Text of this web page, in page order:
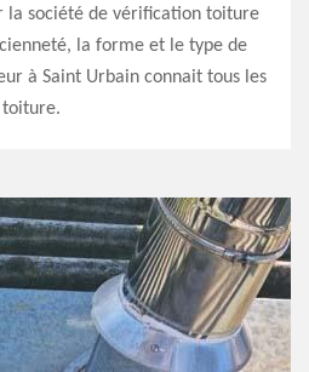
société de vérification toiture
la forme et le type de
à Saint Urbain connait tous les
toiture.